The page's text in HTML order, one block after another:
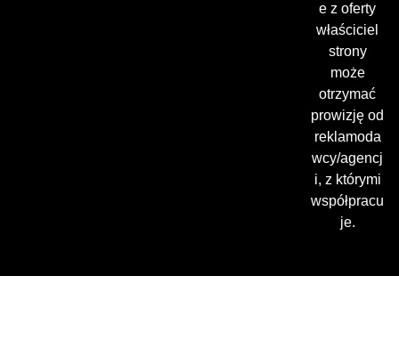
e z oferty
właściciel
strony
może
otrzymać
prowizję od
reklamoda
wcy/agencj
i, z którymi
współpracu
je.